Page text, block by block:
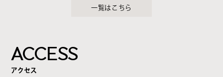
一覧はこちら
ACCESS
アクセス